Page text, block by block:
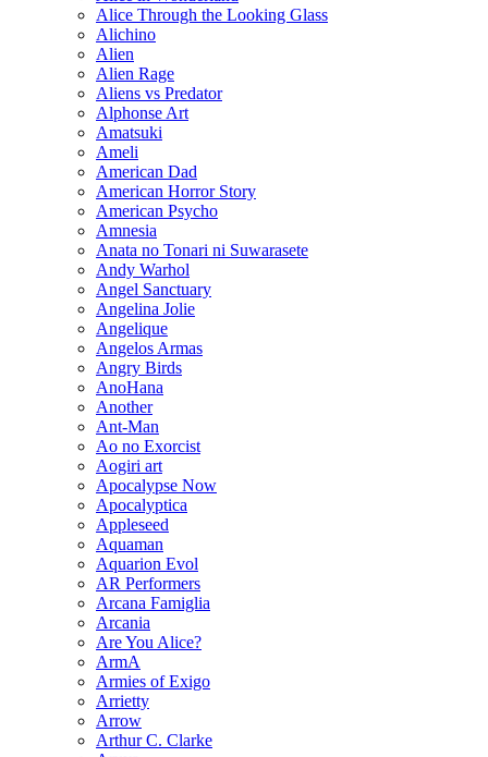
Alice Through the Looking Glass
Alichino
Alien
Alien Rage
Aliens vs Predator
Alphonse Art
Amatsuki
Ameli
American Dad
American Horror Story
American Psycho
Amnesia
Anata no Tonari ni Suwarasete
Andy Warhol
Angel Sanctuary
Angelina Jolie
Angelique
Angelos Armas
Angry Birds
AnoHana
Another
Ant-Man
Ao no Exorcist
Aogiri art
Apocalypse Now
Apocalyptica
Appleseed
Aquaman
Aquarion Evol
AR Performers
Arcana Famiglia
Arcania
Are You Alice?
ArmA
Armies of Exigo
Arrietty
Arrow
Arthur C. Clarke